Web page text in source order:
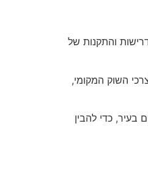
והתקנות של
השוק המקומי,
בעיר, כדי להבין